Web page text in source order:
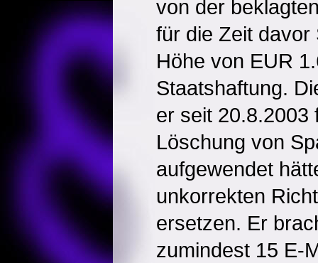
von der
für die Zeit
Höhe von EUR
Staatshaftung.
er seit 20.8.2003
Löschung von
aufgewendet
unkorrekten
ersetzen. Er
zumindest 15 E-